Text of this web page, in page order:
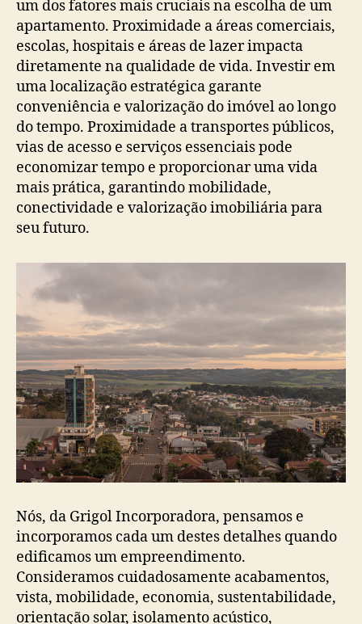
um dos fatores mais cruciais na escolha de um
apartamento. Proximidade a áreas comerciais,
escolas, hospitais e áreas de lazer impacta
diretamente na qualidade de vida. Investir em
uma localização estratégica garante
conveniência e valorização do imóvel ao longo
do tempo. Proximidade a transportes públicos,
vias de acesso e serviços essenciais pode
economizar tempo e proporcionar uma vida
mais prática, garantindo mobilidade,
conectividade e valorização imobiliária para
seu futuro.
Nós, da Grigol Incorporadora, pensamos e
incorporamos cada um destes detalhes quando
edificamos um empreendimento.
Consideramos cuidadosamente acabamentos,
vista, mobilidade, economia, sustentabilidade,
orientação solar, isolamento acústico,